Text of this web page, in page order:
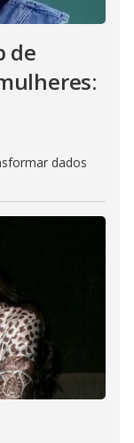
de
dados